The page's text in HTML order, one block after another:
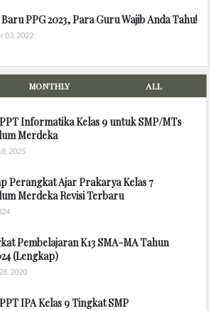
PPG 2023, Para Guru Wajib Anda Tahu!
03, 2022
MONTHLY ALL
Informatika Kelas 9 untuk SMP/MTs
Merdeka
2025
Perangkat Ajar Prakarya Kelas 7
Merdeka Revisi Terbaru
Pembelajaran K13 SMA-MA Tahun
(Lengkap)
2020
IPA Kelas 9 Tingkat SMP